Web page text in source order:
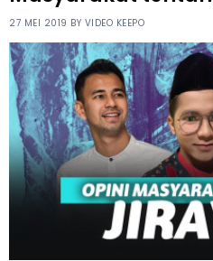
27 MEI 2019 BY VIDEO KEEPO